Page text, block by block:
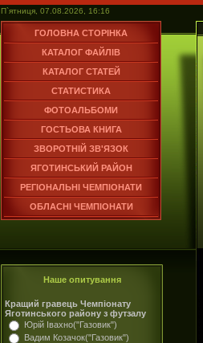
П`ятниця, 07.08.2026, 16:16
ГОЛОВНА СТОРІНКА
КАТАЛОГ ФАЙЛІВ
КАТАЛОГ СТАТЕЙ
СТАТИСТИКА
ФОТОАЛЬБОМИ
ГОСТЬОВА КНИГА
ЗВОРОТНІЙ ЗВ'ЯЗОК
ЯГОТИНСЬКИЙ РАЙОН
РЕГІОНАЛЬНІ ЧЕМПІОНАТИ
ОБЛАСНІ ЧЕМПІОНАТИ
Наше опитування
Кращий гравець Чемпіонату
Яготинського району з футзалу
Юрій Івахно("Газовик")
Вадим Козачок("Газовик")